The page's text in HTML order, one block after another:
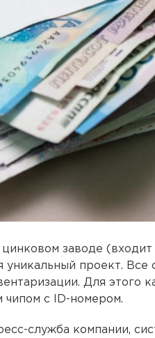
заводе
уникальный проект. Все
Для этого
с ID-номером.
служба компании,